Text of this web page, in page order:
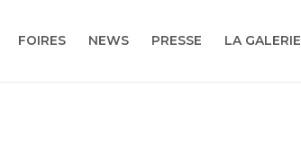
FOIRES NEWS PRESSE LA GALERIE